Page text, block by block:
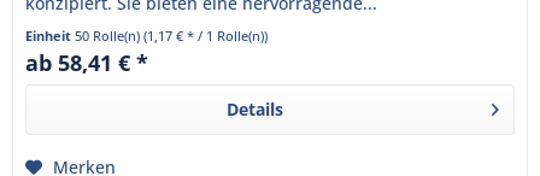
Einheit50 Rolle(n)(1,17 € * / 1 Rolle(n))
ab 58,41 € *
Details
Merken